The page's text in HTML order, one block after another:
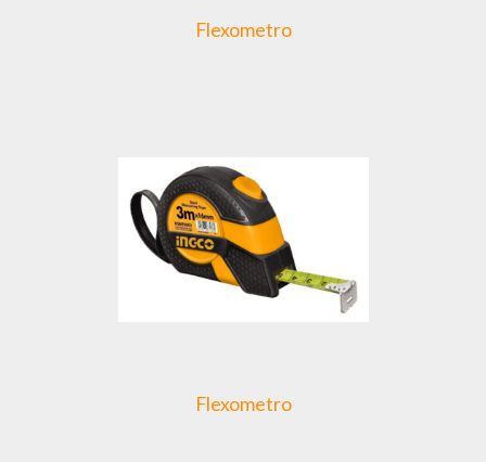
Flexometro
Flexometro